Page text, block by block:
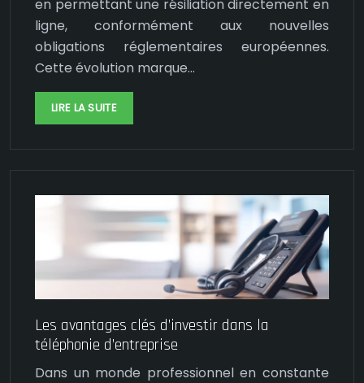
en permettant une résiliation directement en
ligne, conformément aux nouvelles
obligations réglementaires européennes.
Cette évolution marque…
LIRE LA SUITE
Les avantages clés d’investir dans la
téléphonie d’entreprise
Dans un monde professionnel en constante